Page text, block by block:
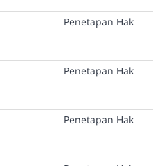
Penetapan Hak
Penetapan Hak
Penetapan Hak